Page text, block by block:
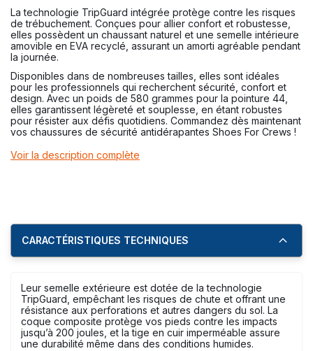
La technologie TripGuard intégrée protège contre les risques
de trébuchement. Conçues pour allier confort et robustesse,
elles possèdent un chaussant naturel et une semelle intérieure
amovible en EVA recyclé, assurant un amorti agréable pendant
la journée.
Disponibles dans de nombreuses tailles, elles sont idéales
pour les professionnels qui recherchent sécurité, confort et
design. Avec un poids de 580 grammes pour la pointure 44,
elles garantissent légèreté et souplesse, en étant robustes
pour résister aux défis quotidiens. Commandez dès maintenant
vos chaussures de sécurité antidérapantes Shoes For Crews !
Voir la description complète
CARACTÉRISTIQUES TECHNIQUES
Leur semelle extérieure est dotée de la technologie
TripGuard, empêchant les risques de chute et offrant une
résistance aux perforations et autres dangers du sol. La
coque composite protège vos pieds contre les impacts
jusqu’à 200 joules, et la tige en cuir imperméable assure
une durabilité même dans des conditions humides.